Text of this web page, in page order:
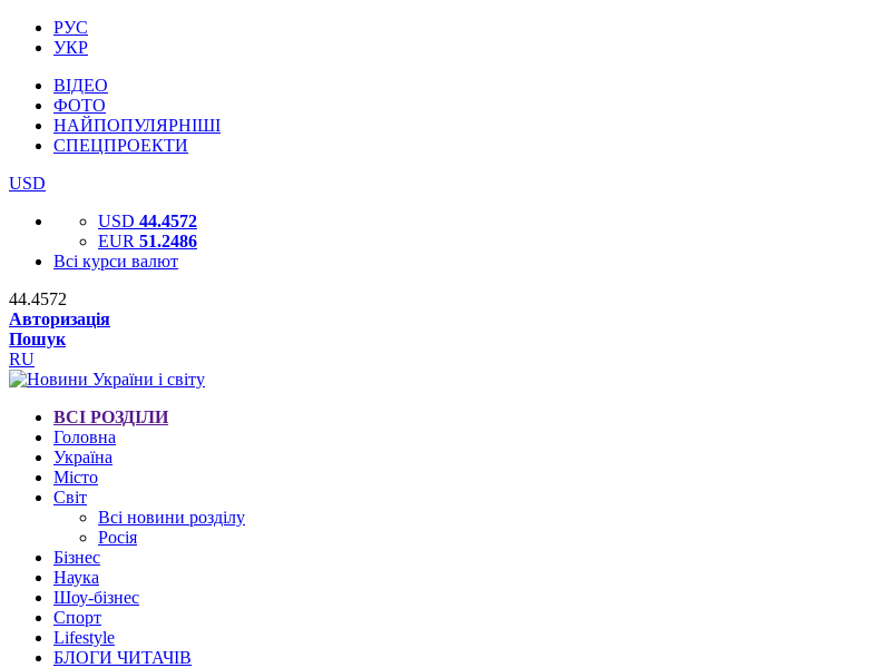
РУС
УКР
ВІДЕО
ФОТО
НАЙПОПУЛЯРНІШІ
СПЕЦПРОЕКТИ
USD
USD 44.4572
EUR 51.2486
Всі курси валют
44.4572
Авторизація
Пошук
RU
ВСІ РОЗДІЛИ
Головна
Україна
Місто
Світ
Всі новини розділу
Росія
Бізнес
Наука
Шоу-бізнес
Спорт
Lifestyle
БЛОГИ ЧИТАЧІВ